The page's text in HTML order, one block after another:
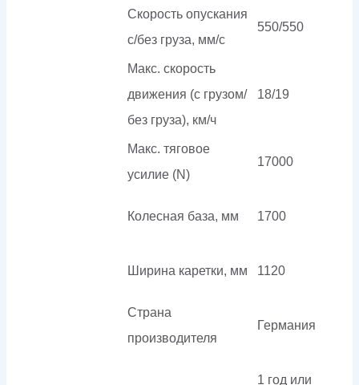
Скорость опускания
c/без груза, мм/с
550/550
Макс. скорость
движения (с грузом/
без груза), км/ч
18/19
Макс. тяговое
усилие (N)
17000
Колесная база, мм 1700
Ширина каретки, мм 1120
Страна
производителя
Германия
1 год или